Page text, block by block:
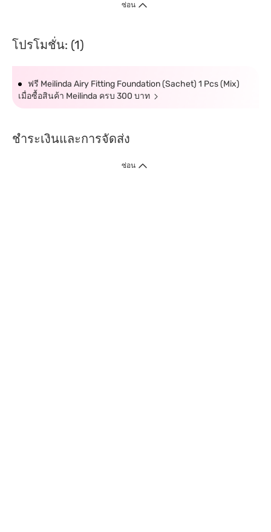
ซ่อน
โปรโมชั่น: (1)
ฟรี Meilinda Airy Fitting Foundation (Sachet) 1 Pcs (Mix)
เมื่อซื้อสินค้า Meilinda ครบ 300 บาท
ชำระเงินและการจัดส่ง
ซ่อน